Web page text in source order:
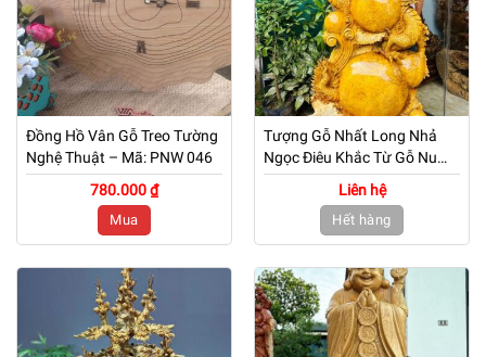
Đồng Hồ Vân Gỗ Treo Tường
Nghệ Thuật – Mã: PNW 046
780.000 ₫
Mua
Tượng Gỗ Nhất Long Nhả
Ngọc Điêu Khắc Từ Gỗ Nu
Kháo Vàng
Liên hệ
Hết hàng